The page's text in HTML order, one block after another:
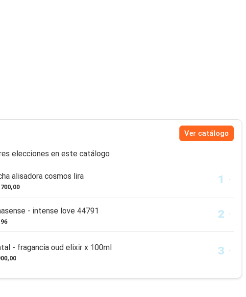
Ver catálogo
elecciones en este catálogo
alisadora cosmos lira
- intense love 44791
- fragancia oud elixir x 100ml